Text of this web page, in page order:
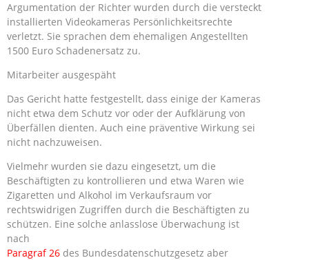
Argumentation der Richter wurden durch die versteckt
installierten Videokameras Persönlichkeitsrechte
verletzt. Sie sprachen dem ehemaligen Angestellten
1500 Euro Schadenersatz zu.
Mitarbeiter ausgespäht
Das Gericht hatte festgestellt, dass einige der Kameras
nicht etwa dem Schutz vor oder der Aufklärung von
Überfällen dienten. Auch eine präventive Wirkung sei
nicht nachzuweisen.
Vielmehr wurden sie dazu eingesetzt, um die
Beschäftigten zu kontrollieren und etwa Waren wie
Zigaretten und Alkohol im Verkaufsraum vor
rechtswidrigen Zugriffen durch die Beschäftigten zu
schützen. Eine solche anlasslose Überwachung ist
nach
Paragraf 26 des Bundesdatenschutzgesetz aber